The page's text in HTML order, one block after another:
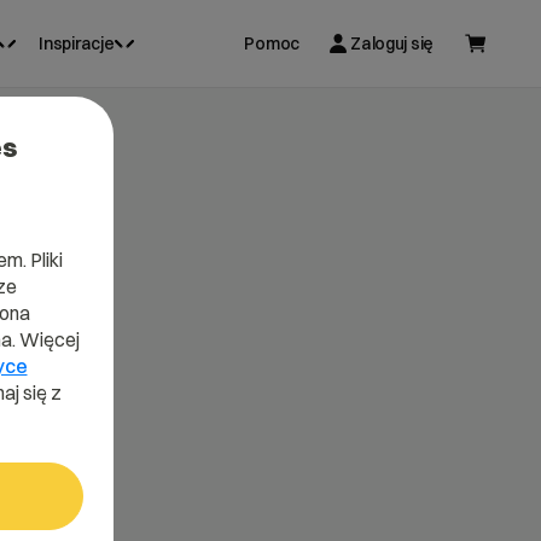
Inspiracje Pomoc Zaloguj się
Pliki
Więcej
się z